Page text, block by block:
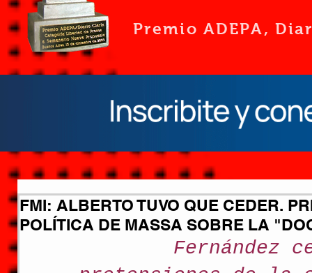
Premio ADEPA,
FMI: ALBERTO TUVO QUE CEDER.
POLÍTICA DE MASSA SOBRE LA
Fernández